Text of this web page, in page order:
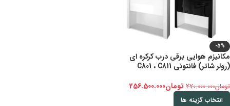
-5%
مکانیزم هوایی برقی درب کرکره ای
(رولر شاتر) فانتونی C801 ، C811
تومان270.000.000 تومان256.500.000
انتخاب گزینه ها